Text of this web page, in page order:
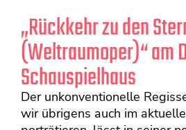
„Rückkehr zu den
(Weltraumoper)“ am
Schauspielhaus
Der unkonventionelle
wir übrigens auch im